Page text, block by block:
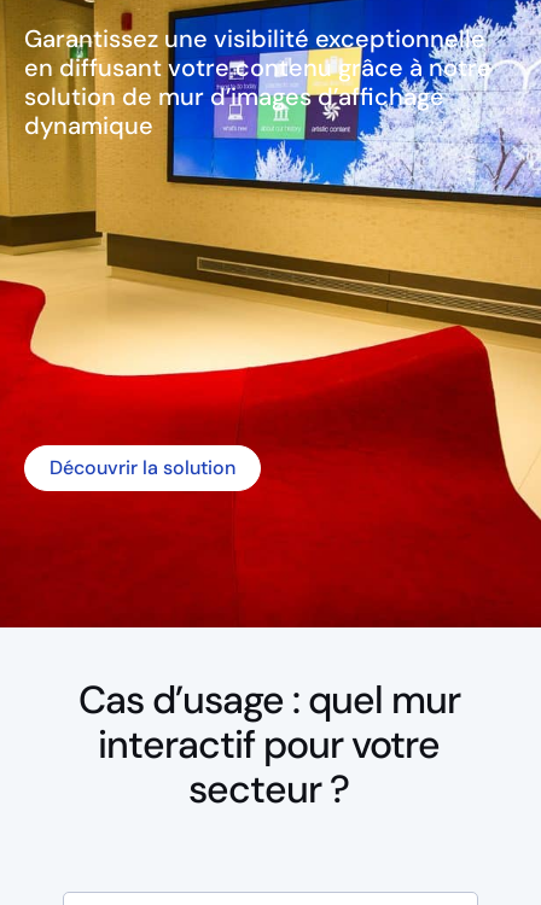
Garantissez une visibilité exceptionnelle
en diffusant votre contenu grâce à notre
solution de mur d’images d’affichage
dynamique
Découvrir la solution
Cas d’usage : quel mur
interactif pour votre
secteur ?